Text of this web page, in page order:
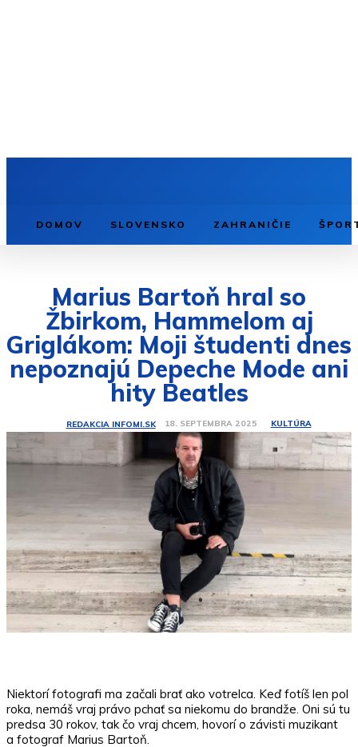
DOMOV SLOVENSKO ZAHRANIČIE
Marius Bartoň hral so
Žbirkom, Hammelom aj
Griglákom: Moji študenti dnes
nepoznajú Depeche Mode ani
hity Beatles
REDAKCIA INFOMI.SK 18. SEPTEMBRA 2025 KULTÚRA
Niektorí fotografi ma začali brať ako votrelca. Keď fotíš len pol
roka, nemáš vraj právo pchať sa niekomu do brandže. Oni sú tu
predsa 30 rokov, tak čo vraj chcem, hovorí o závisti muzikant
a fotograf Marius Bartoň.